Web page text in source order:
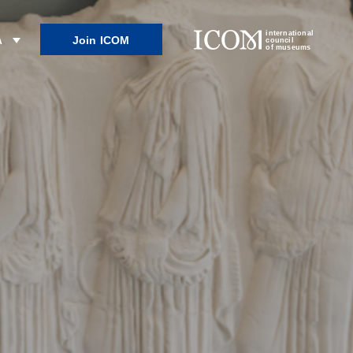
Join ICOM
international
council
of museums